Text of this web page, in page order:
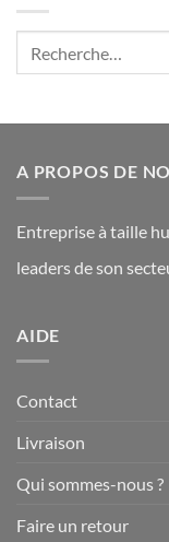
A PROPOS DE
Entreprise à taille
leaders de son
AIDE
Contact
Livraison
Qui sommes-nous ?
Faire un retour